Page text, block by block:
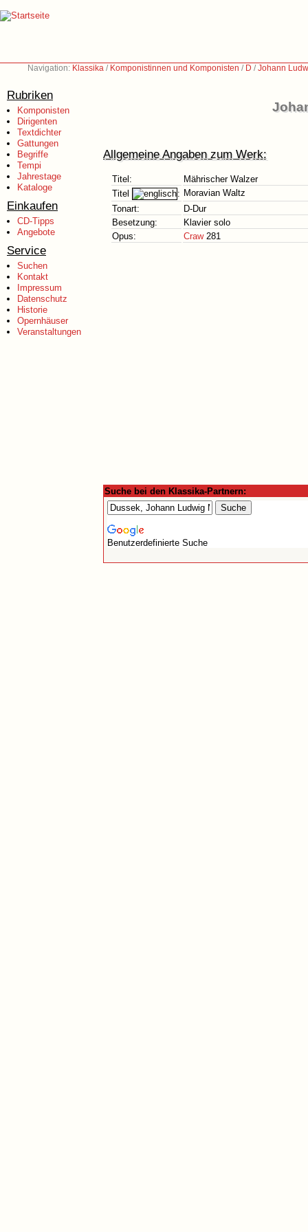
Navigation: Klassika / Komponistinnen und Komponisten / D /Johann
Rubriken
Komponisten
Dirigenten
Textdichter
Gattungen
Begriffe
Tempi
Jahrestage
Kataloge
Einkaufen
CD-Tipps
Angebote
Service
Suchen
Kontakt
Impressum
Datenschutz
Historie
Opernhäuser
Veranstaltungen
Allgemeine Angaben zum Werk:
Titel:
Mährischer Walzer
Titel
: Moravian Waltz
Tonart:
D-Dur
Besetzung:
Klavier solo
Opus:
Craw281
Suche bei den Klassika-Partnern:
Benutzerdefinierte Suche